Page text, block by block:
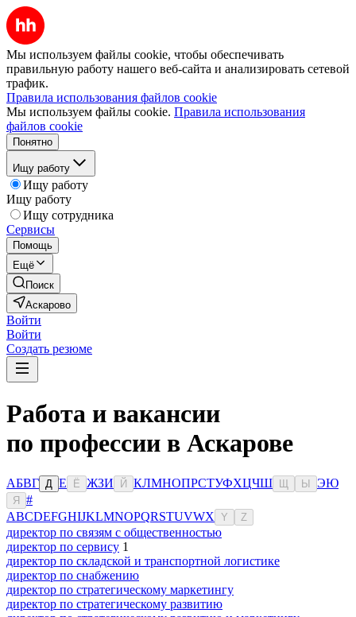
Мы используем файлы cookie, чтобы обеспечивать
правильную работу нашего веб-сайта и анализировать сетевой
трафик.
Правила использования файлов cookie
Мы используем файлы cookie. Правила использования
файлов cookie
Понятно
Ищу работу
Ищу работу
Ищу работу
Ищу сотрудника
Сервисы
Помощь
Ещё
Поиск
Аскарово
Войти
Войти
Создать резюме
Работа и вакансии
по профессии в Аскарове
АБВГ Д Е Ё ЖЗИ Й КЛМНОПРСТУФХЦЧШ Ы ЭЮ
Я
#
ABCDEFGHIJKLMNOPQRSTUVWX Y Z
директор по связям с общественностью
директор по сервису 1
директор по складской и транспортной логистике
директор по снабжению
директор по стратегическому маркетингу
директор по стратегическому развитию